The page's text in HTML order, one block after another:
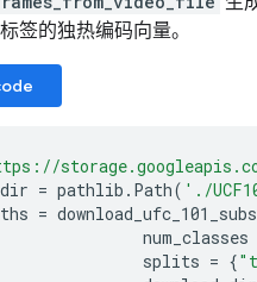
签的独热编码向量。
= pathlib . Path( './
=
num_classes
splits = {